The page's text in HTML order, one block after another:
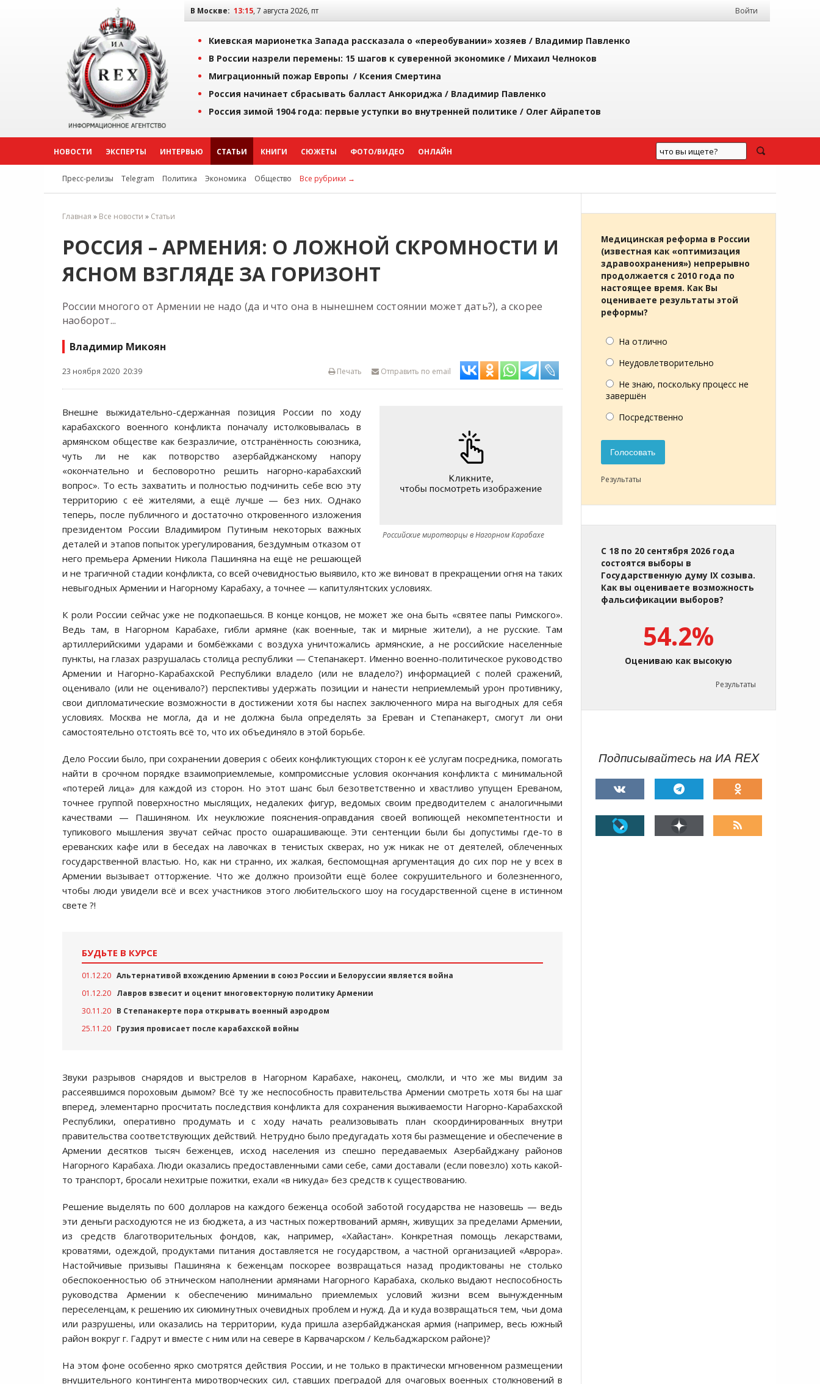
В Москве: 13:15, 7 августа 2026, пт Войти
Киевская марионетка Запада рассказала о «переобувании» хозяев / Владимир Павленко
В России назрели перемены: 15 шагов к суверенной экономике / Михаил Челноков
Миграционный пожар Европы / Ксения Смертина
Россия начинает сбрасывать балласт Анкориджа / Владимир Павленко
Россия зимой 1904 года: первые уступки во внутренней политике / Олег Айрапетов
НОВОСТИ ЭКСПЕРТЫ ИНТЕРВЬЮ СТАТЬИ КНИГИ СЮЖЕТЫ ФОТО/ВИДЕО ОНЛАЙН
Пресс-релизы Telegram Политика Экономика Общество Все рубрики →
Главная » Все новости » Статьи
РОССИЯ – АРМЕНИЯ: О ЛОЖНОЙ СКРОМНОСТИ И
ЯСНОМ ВЗГЛЯДЕ ЗА ГОРИЗОНТ
России многого от Армении не надо (да и что она в нынешнем состоянии может дать?), а скорее
наоборот...
Владимир Микоян
23 ноября 2020 20:39 Отправить по email
Печать
Российские миротворцы в Нагорном Карабахе
Внешне выжидательно-сдержанная позиция России по ходу
карабахского военного конфликта поначалу истолковывалась в
армянском обществе как безразличие, отстранённость союзника,
чуть ли не как потворство азербайджанскому напору
«окончательно и бесповоротно решить нагорно-карабахский
вопрос». То есть захватить и полностью подчинить себе всю эту
территорию с её жителями, а ещё лучше — без них. Однако
теперь, после публичного и достаточно откровенного изложения
президентом России Владимиром Путиным некоторых важных
деталей и этапов попыток урегулирования, бездумным отказом от
него премьера Армении Никола Пашиняна на ещё не решающей
и не трагичной стадии конфликта, со всей очевидностью выявило, кто же виноват в прекращении огня на таких
невыгодных Армении и Нагорному Карабаху, а точнее — капитулянтских условиях.
К роли России сейчас уже не подкопаешься. В конце концов, не может же она быть «святее папы Римского».
Ведь там, в Нагорном Карабахе, гибли армяне (как военные, так и мирные жители), а не русские. Там
артиллерийскими ударами и бомбёжками с воздуха уничтожались армянские, а не российские населенные
пункты, на глазах разрушалась столица республики — Степанакерт. Именно военно-политическое руководство
Армении и Нагорно-Карабахской Республики владело (или не владело?) информацией с полей сражений,
оценивало (или не оценивало?) перспективы удержать позиции и нанести неприемлемый урон противнику,
свои дипломатические возможности в достижении хотя бы наспех заключенного мира на выгодных для себя
условиях. Москва не могла, да и не должна была определять за Ереван и Степанакерт, смогут ли они
самостоятельно отстоять всё то, что их объединяло в этой борьбе.
Дело России было, при сохранении доверия с обеих конфликтующих сторон к её услугам посредника, помогать
найти в срочном порядке взаимоприемлемые, компромиссные условия окончания конфликта с минимальной
«потерей лица» для каждой из сторон. Но этот шанс был безответственно и хвастливо упущен Ереваном,
точнее группой поверхностно мыслящих, недалеких фигур, ведомых своим предводителем с аналогичными
качествами — Пашиняном. Их неуклюжие пояснения-оправдания своей вопиющей некомпетентности и
тупикового мышления звучат сейчас просто ошарашивающе. Эти сентенции были бы допустимы где-то в
ереванских кафе или в беседах на лавочках в тенистых скверах, но уж никак не от деятелей, облеченных
государственной властью. Но, как ни странно, их жалкая, беспомощная аргументация до сих пор не у всех в
Армении вызывает отторжение. Что же должно произойти ещё более сокрушительного и болезненного,
чтобы люди увидели всё и всех участников этого любительского шоу на государственной сцене в истинном
свете ?!
БУДЬТЕ В КУРСЕ
01.12.20 Альтернативой вхождению Армении в союз России и Белоруссии является война
01.12.20 Лавров взвесит и оценит многовекторную политику Армении
30.11.20 В Степанакерте пора открывать военный аэродром
25.11.20 Грузия провисает после карабахской войны
Звуки разрывов снарядов и выстрелов в Нагорном Карабахе, наконец, смолкли, и что же мы видим за
рассеявшимся пороховым дымом? Всё ту же неспособность правительства Армении смотреть хотя бы на шаг
вперед, элементарно просчитать последствия конфликта для сохранения выживаемости Нагорно-Карабахской
Республики, оперативно продумать и с ходу начать реализовывать план скоординированных внутри
правительства соответствующих действий. Нетрудно было предугадать хотя бы размещение и обеспечение в
Армении десятков тысяч беженцев, исход населения из спешно передаваемых Азербайджану районов
Нагорного Карабаха. Люди оказались предоставленными сами себе, сами доставали (если повезло) хоть какой-
то транспорт, бросали нехитрые пожитки, ехали «в никуда» без средств к существованию.
Решение выделять по 600 долларов на каждого беженца особой заботой государства не назовешь — ведь
эти деньги расходуются не из бюджета, а из частных пожертвований армян, живущих за пределами Армении,
из средств благотворительных фондов, как, например, «Хайастан». Конкретная помощь лекарствами,
кроватями, одеждой, продуктами питания доставляется не государством, а частной организацией «Аврора».
Настойчивые призывы Пашиняна к беженцам поскорее возвращаться назад продиктованы не столько
обеспокоенностью об этническом наполнении армянами Нагорного Карабаха, сколько выдают неспособность
руководства Армении к обеспечению минимально приемлемых условий жизни всем вынужденным
переселенцам, к решению их сиюминутных очевидных проблем и нужд. Да и куда возвращаться тем, чьи дома
или разрушены, или оказались на территории, куда пришла азербайджанская армия (например, весь южный
район вокруг г. Гадрут и вместе с ним или на севере в Карвачарском / Кельбаджарском районе)?
На этом фоне особенно ярко смотрятся действия России, и не только в практически мгновенном размещении
внушительного контингента миротворческих сил, ставших преградой для очаговых военных столкновений в
Медицинская реформа в России
(известная как «оптимизация
здравоохранения») непрерывно
продолжается с 2010 года по
настоящее время. Как Вы
оцениваете результаты этой
реформы?
На отлично
Неудовлетворительно
Не знаю, поскольку процесс не
завершён
Посредственно
Голосовать
Результаты
С 18 по 20 сентября 2026 года
состоятся выборы в
Государственную думу IX созыва.
Как вы оцениваете возможность
фальсификации выборов?
54.2%
Оцениваю как высокую
Результаты
Подписывайтесь на ИА REX